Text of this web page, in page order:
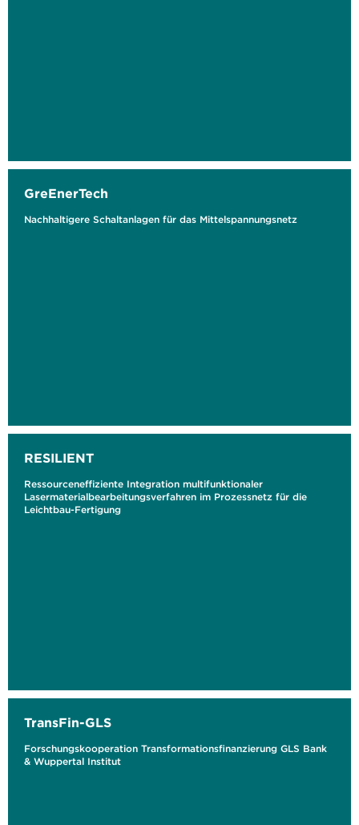
GreEnerTech
Nachhaltigere Schaltanlagen für das Mittelspannungsnetz
RESILIENT
Ressourceneffiziente Integration multifunktionaler
Lasermaterialbearbeitungsverfahren im Prozessnetz für die
Leichtbau-Fertigung
TransFin-GLS
Forschungskooperation Transformationsfinanzierung GLS Bank
& Wuppertal Institut